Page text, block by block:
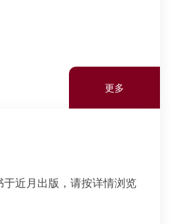
更多
近月出版，请按详情浏览